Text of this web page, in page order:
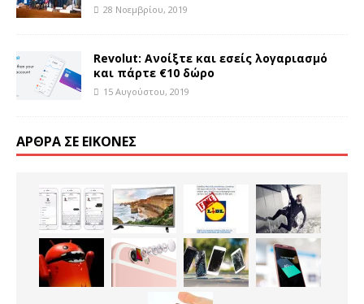
28 Νοεμβρίου, 2019
Revolut: Ανοίξτε και εσείς λογαριασμό
και πάρτε €10 δώρο
15 Αυγούστου, 2019
ΆΡΘΡΑ ΣΕ ΕΙΚΌΝΕΣ